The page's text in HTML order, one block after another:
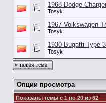
1968 Dodge
Tosyk
1967 Volkswagen
Tosyk
1930 Bugatti Type
Tosyk
новая тема
Опции просмотра
Показаны темы с 1 по 20 из 62